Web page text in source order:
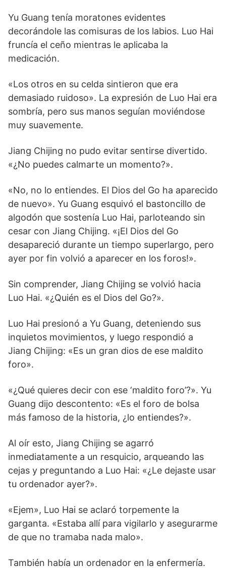
Yu Guang tenía moratones evidentes
decorándole las comisuras de los labios. Luo Hai
fruncía el ceño mientras le aplicaba la
medicación.
«Los otros en su celda sintieron que era
demasiado ruidoso». La expresión de Luo Hai era
sombría, pero sus manos seguían moviéndose
muy suavemente.
Jiang Chijing no pudo evitar sentirse divertido.
«¿No puedes calmarte un momento?».
«No, no lo entiendes. El Dios del Go ha aparecido
de nuevo». Yu Guang esquivó el bastoncillo de
algodón que sostenía Luo Hai, parloteando sin
cesar con Jiang Chijing. «¡El Dios del Go
desapareció durante un tiempo superlargo, pero
ayer por fin volvió a aparecer en los foros!».
Sin comprender, Jiang Chijing se volvió hacia
Luo Hai. «¿Quién es el Dios del Go?».
Luo Hai presionó a Yu Guang, deteniendo sus
inquietos movimientos, y luego respondió a
Jiang Chijing: «Es un gran dios de ese maldito
foro».
«¿Qué quieres decir con ese ‘maldito foro’?». Yu
Guang dijo descontento: «Es el foro de bolsa
más famoso de la historia, ¿lo entiendes?».
Al oír esto, Jiang Chijing se agarró
inmediatamente a un resquicio, arqueando las
cejas y preguntando a Luo Hai: «¿Le dejaste usar
tu ordenador ayer?».
«Ejem», Luo Hai se aclaró torpemente la
garganta. «Estaba allí para vigilarlo y asegurarme
de que no tramaba nada malo».
También había un ordenador en la enfermería.